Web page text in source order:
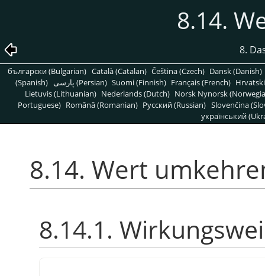
8.14.
8.
български (Bulgarian) Català (Catalan) Čeština (Czech) Dansk (Danish)
(Spanish)
پارسی (Persian) Suomi (Finnish) Français (French)
Lietuvis (Lithuanian) Nederlands (Dutch) Norsk Nynorsk
Portuguese) Română (Romanian) Pусский (Russian) Slovenčina
український
8.14. Wert
8.14.1.